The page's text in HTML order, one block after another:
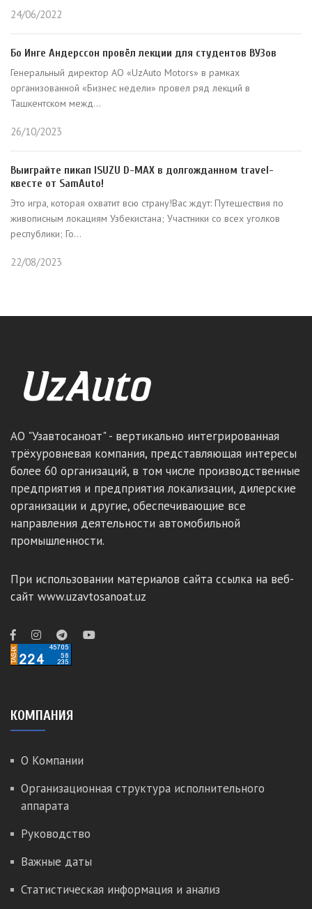
24/06/2022
Бо Инге Андерссон провёл лекции для студентов ВУЗов
Генеральный директор АО «UzAuto Motors» в рамках
организованной «Бизнес недели» провел ряд лекций в
Ташкентском межд...
26/10/2023
Выиграйте пикап ISUZU D-MAX в долгожданном travel-
квесте от SamAuto!
Это игра, которая охватит всю страну!Вас ждут: Путешествия по
живописным локациям Узбекистана; Участники со всех уголков
республики; Го...
22/08/2023
АО "Узавтосаноат" - вертикально интегрированная
трёхуровневая компания, представляющая интересы
более 60 организаций, в том числе производственные
предприятия и предприятия локализации, дилерские
организации и другие, обеспечивающие все
направления деятельности автомобильной
промышленности.
При использовании материалов сайта ссылка на веб-
сайт www.uzavtosanoat.uz
КОМПАНИЯ
О Компании
Организационная структура исполнительного
аппарата
Руководство
Важные даты
Статистическая информация и анализ